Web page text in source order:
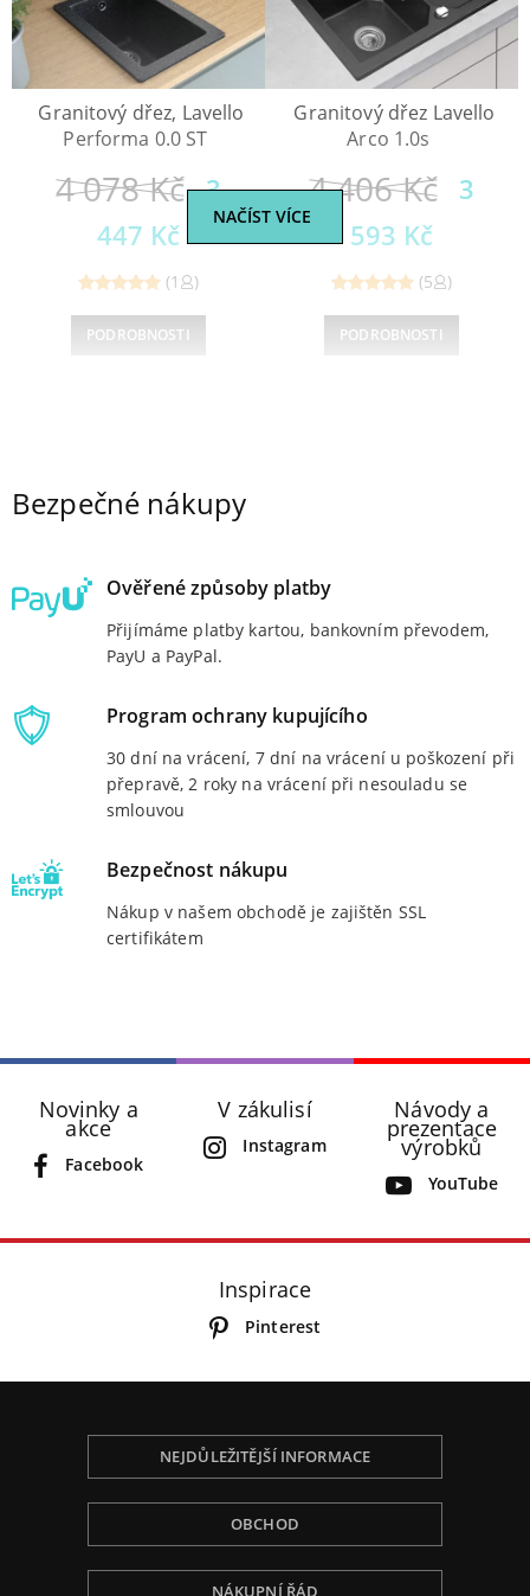
Granitový dřez, Lavello
Performa 0.0 ST
4 078Kč
3
447 Kč
out of
(1 )
PODROBNOSTI
Granitový dřez Lavello
Arco 1.0s
4 406Kč
3
593 Kč
out of
(5 )
PODROBNOSTI
3
NAČÍST VÍCE
Bezpečné nákupy
Ověřené způsoby platby
Přijímáme platby kartou, bankovním převodem,
PayU a PayPal.
Program ochrany kupujícího
30 dní na vrácení, 7 dní na vrácení u poškození při
přepravě, 2 roky na vrácení při nesouladu se
smlouvou
Bezpečnost nákupu
Nákup v našem obchodě je zajištěn SSL
certifikátem
Novinky a
akce
Facebook
V zákulisí
Instagram
Návody a
prezentace
výrobků
YouTube
Inspirace
Pinterest
NEJDŮLEŽITĚJŠÍ INFORMACE
OBCHOD
NÁKUPNÍ ŘÁD